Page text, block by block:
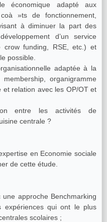
économique adapté aux
»ts de fonctionnement,
à diminuer la part des
d’un service
crow funding, RSE, etc.) et
possible.
adaptée à la
organigramme
et relation avec les OP/OT et
entre les activités de
centrale ?
en Economie sociale
de cette étude.
approche Benchmarking
expériences qui ont le plus
scolaires ;